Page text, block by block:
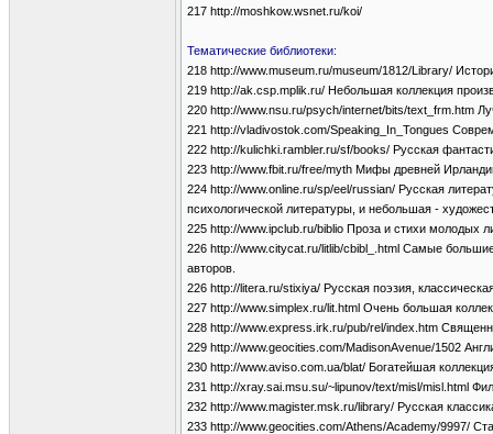
217 http://moshkow.wsnet.ru/koi/
Тематические библиотеки:
218 http://www.museum.ru/museum/1812/Library/
219 http://ak.csp.mplik.ru/ Небольшая коллекция
220 http://www.nsu.ru/psych/internet/bits/text_frm.htm
221 http://vladivostok.com/Speaking_In_Tongues
222 http://kulichki.rambler.ru/sf/books/ Русская
223 http://www.fbit.ru/free/myth Мифы древней
224 http://www.online.ru/sp/eel/russian/ Русская
психологической литературы, и небольшая -
225 http://www.ipclub.ru/biblio Проза и стихи молодых
226 http://www.citycat.ru/litlib/cbibl_.html Самые
авторов.
226 http://litera.ru/stixiya/ Русская поэзия,
227 http://www.simplex.ru/lit.html Очень большая
228 http://www.express.irk.ru/pub/rel/index.htm
229 http://www.geocities.com/MadisonAvenue/1502
230 http://www.aviso.com.ua/blat/ Богатейшая
231 http://xray.sai.msu.su/~lipunov/text/misl/misl.html
232 http://www.magister.msk.ru/library/ Русская
233 http://www.geocities.com/Athens/Academy/9997/